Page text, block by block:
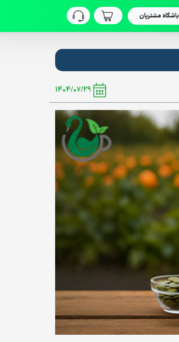
باشگاه مشتریان
1404/07/29